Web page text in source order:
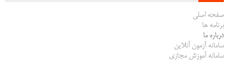
صفحه اصلی
برنامه ها
درباره ما
سامانه آزمون آنلاین
سامانه آموزش مجازی